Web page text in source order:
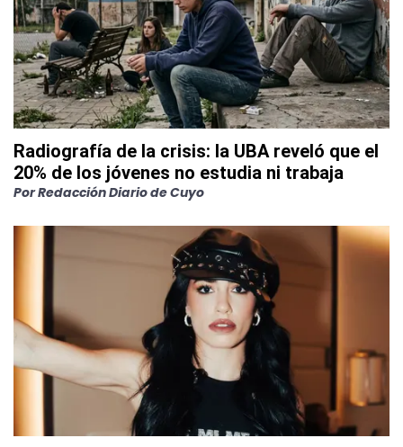
Radiografía de la crisis: la UBA reveló que el
20% de los jóvenes no estudia ni trabaja
PorRedacción Diario de Cuyo